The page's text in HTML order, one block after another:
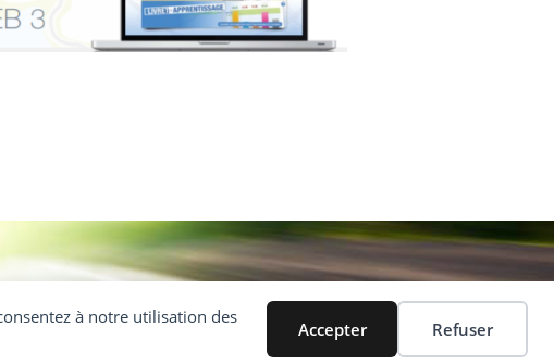
à notre utilisation des
Accepter Refuser
Médiateur Nous trouver Contact